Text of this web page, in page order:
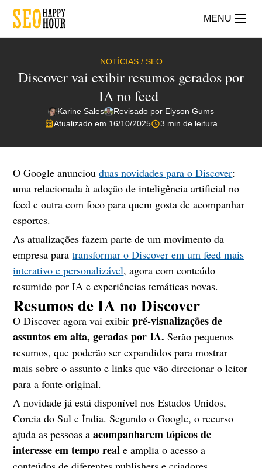
MENU
NOTÍCIAS/ SEO
Discover vai exibir resumos gerados por
IA no feed
Karine Sales
Revisado por Elyson Gums
Atualizado em 16/10/2025
3 min de leitura
O Google anunciouduas novidades para o Discover:
uma relacionada à adoção de inteligência artificial no
feed e outra com foco para quem gosta de acompanhar
esportes.
As atualizações fazem parte de um movimento da
empresa paratransformar o Discover em um feed mais
interativo e personalizável, agora com conteúdo
resumido por IA e experiências temáticas novas.
Resumos de IA no Discover
O Discover agora vai exibirpré-visualizações de
assuntos em alta, geradas por IA. Serão pequenos
resumos, que poderão ser expandidos para mostrar
mais sobre o assunto e links que vão direcionar o leitor
para a fonte original.
A novidade já está disponível nos Estados Unidos,
Coreia do Sul e Índia. Segundo o Google, o recurso
ajuda as pessoas aacompanharem tópicos de
interesse em tempo reale amplia o acesso a